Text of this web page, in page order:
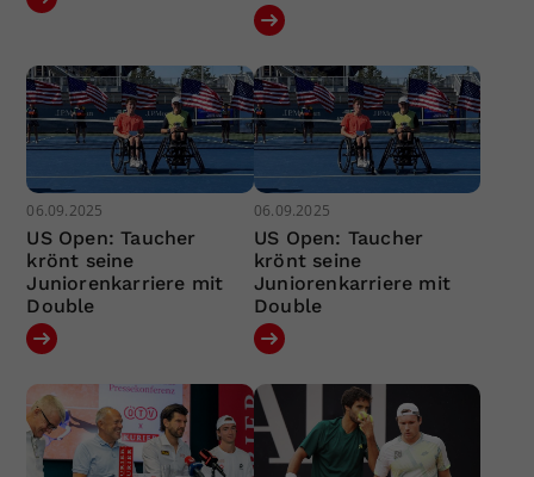
06.09.2025
US Open: Taucher
krönt seine
Juniorenkarriere mit
Double
06.09.2025
US Open: Taucher
krönt seine
Juniorenkarriere mit
Double